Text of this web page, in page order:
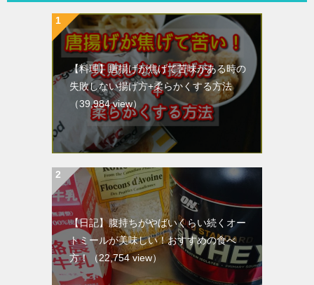
【料理】唐揚げが焦げて苦味がある時の
失敗しない揚げ方+柔らかくする方法
（39,984 view）
【日記】腹持ちがやばいくらい続くオー
トミールが美味しい！おすすめの食べ
方！
（22,754 view）